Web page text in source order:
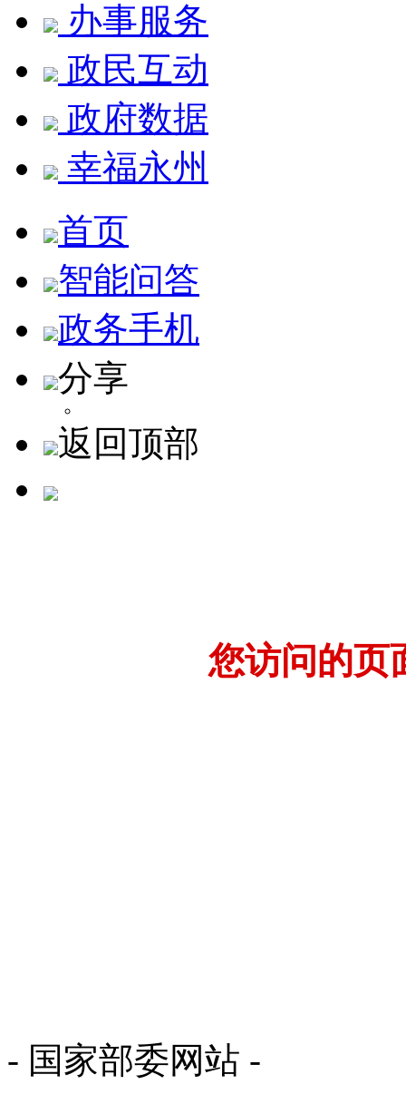
办事服务
政民互动
政府数据
幸福永州
首页
智能问答
政务手机
分享
返回顶部
您访问的页
- 国家部委网站 -